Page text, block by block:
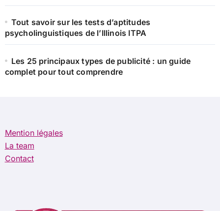
Tout savoir sur les tests d’aptitudes
psycholinguistiques de l’Illinois ITPA
Les 25 principaux types de publicité : un guide
complet pour tout comprendre
Mention légales
La team
Contact